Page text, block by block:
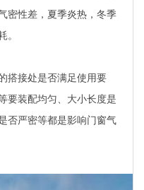
密性差，夏季炎热，冬季
。
搭接处是否满足使用要
要装配均匀、大小长度是
否严密等都是影响门窗气